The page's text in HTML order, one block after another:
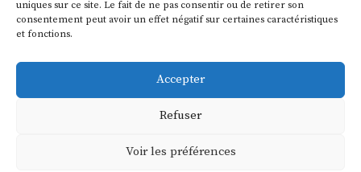
uniques sur ce site. Le fait de ne pas consentir ou de retirer son
consentement peut avoir un effet négatif sur certaines caractéristiques
et fonctions.
Accepter
Refuser
Voir les préférences
des
…
8 Articles plus anciens
Les prochains rendez-vous
aura lieu en octobre 2026, en Touraine